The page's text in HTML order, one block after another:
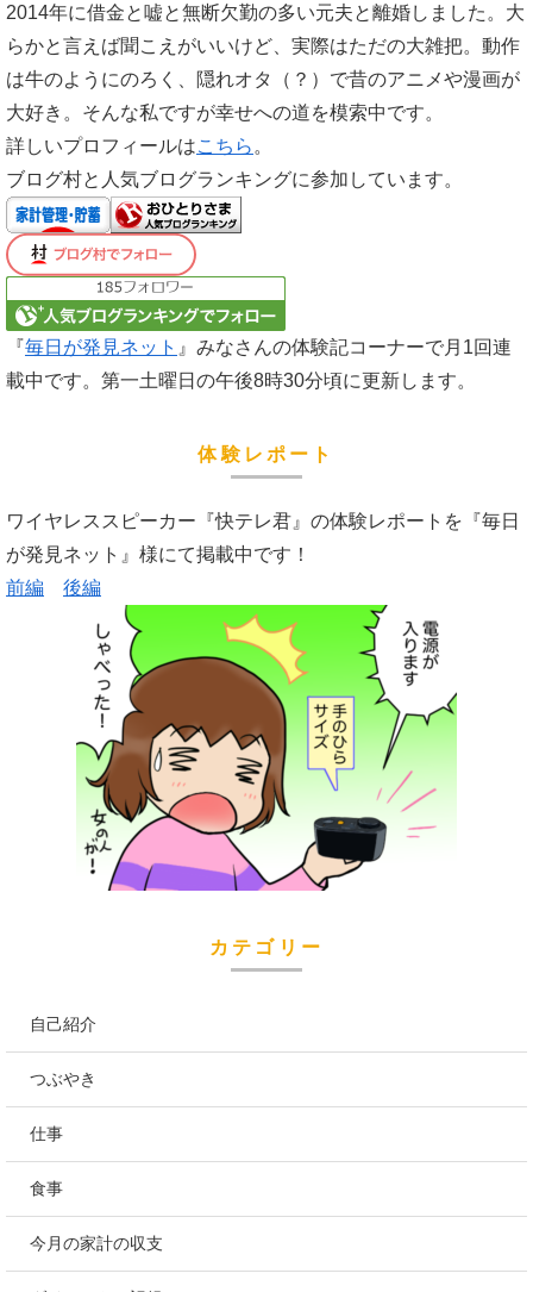
2014年に借金と嘘と無断欠勤の多い元夫と離婚しました。大
らかと言えば聞こえがいいけど、実際はただの大雑把。動作
は牛のようにのろく、隠れオタ（？）で昔のアニメや漫画が
大好き。そんな私ですが幸せへの道を模索中です。
詳しいプロフィールはこちら 。
ブログ村と人気ブログランキングに参加しています。
『毎日が発見ネット 』みなさんの体験記コーナーで月1回連
載中です。第一土曜日の午後8時30分頃に更新します。
体験レポート
ワイヤレススピーカー『快テレ君』の体験レポートを『毎日
が発見ネット』様にて掲載中です！
前編
後編
カテゴリー
自己紹介
つぶやき
仕事
食事
今月の家計の収支